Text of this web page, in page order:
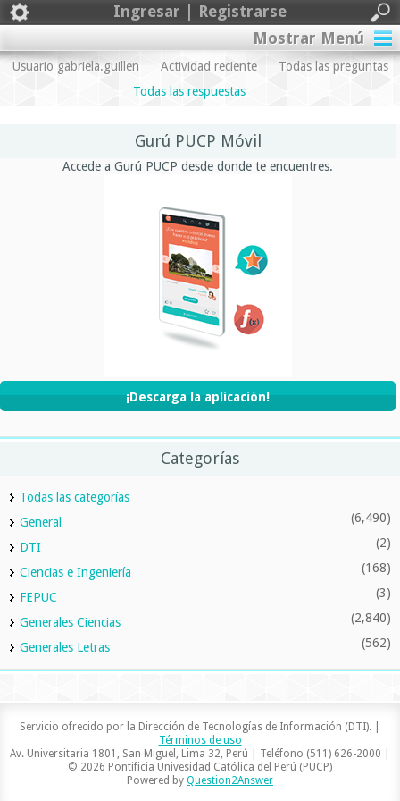
Ingresar | Registrarse
Mostrar Menú
Usuario gabriela.guillen Actividad reciente
Todas las preguntas
Todas las respuestas
Gurú PUCP Móvil
Accede a Gurú PUCP desde donde te encuentres.
¡Descarga la aplicación!
Categorías
Todas las categorías
General
(6,490)
DTI (2)
Ciencias e Ingeniería (168)
FEPUC (3)
Generales Ciencias (2,840)
Generales Letras (562)
Servicio ofrecido por la Dirección de Tecnologías de Información (DTI). |
Términos de uso
Av. Universitaria 1801, San Miguel, Lima 32, Perú | Teléfono (511) 626-2000 |
© 2026 Pontificia Univesidad Católica del Perú (PUCP)
Powered by Question2Answer